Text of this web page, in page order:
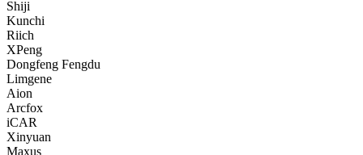
Shiji
Kunchi
Riich
XPeng
Dongfeng Fengdu
Limgene
Aion
Arcfox
iCAR
Xinyuan
Maxus